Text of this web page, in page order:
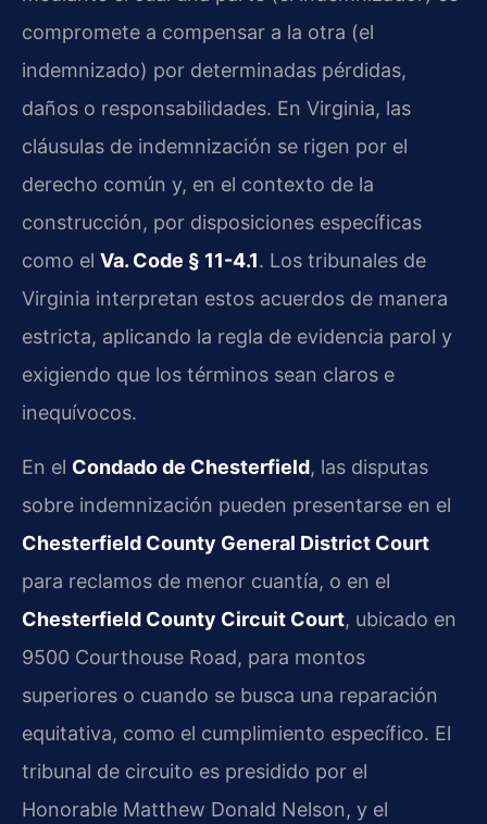
compromete a compensar a la otra (el
indemnizado) por determinadas pérdidas,
daños o responsabilidades. En Virginia, las
cláusulas de indemnización se rigen por el
derecho común y, en el contexto de la
construcción, por disposiciones específicas
como el Va. Code § 11-4.1. Los tribunales de
Virginia interpretan estos acuerdos de manera
estricta, aplicando la regla de evidencia parol y
exigiendo que los términos sean claros e
inequívocos.
En el Condado de Chesterfield, las disputas
sobre indemnización pueden presentarse en el
Chesterfield County General District Court
para reclamos de menor cuantía, o en el
Chesterfield County Circuit Court, ubicado en
9500 Courthouse Road, para montos
superiores o cuando se busca una reparación
equitativa, como el cumplimiento específico. El
tribunal de circuito es presidido por el
Honorable Matthew Donald Nelson, y el